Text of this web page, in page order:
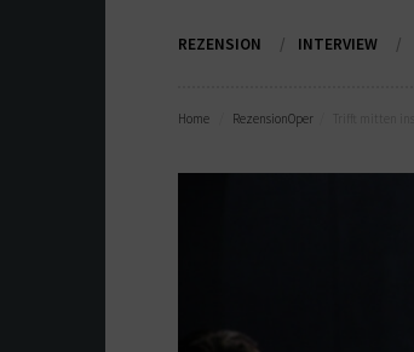
REZENSION INTERVIEW
Home RezensionOper